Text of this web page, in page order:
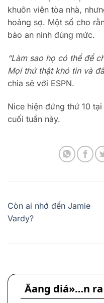
khuôn viên tòa nhà,
hoảng sợ. Một số cho
bảo an ninh đúng mức.
“Làm sao họ có thể để
Mọi thứ thật khó tin và
chia sẻ với ESPN.
Nice hiện đứng thứ 10
cuối tuần này.
Còn ai nhớ đến Jamie
Vardy?
Äang diá»…n ra